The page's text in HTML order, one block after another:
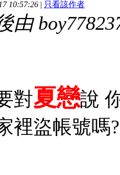
10:57:26 | 只看該作者
由
對夏戀說
裡盜帳號嗎